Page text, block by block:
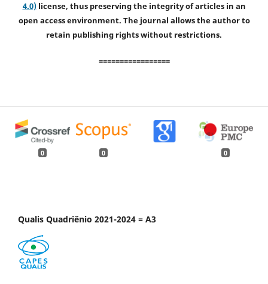
4.0)license, thus preserving the integrity of articles in an
open access environment. The journal allows the author to
retain publishing rights without restrictions.
=================
0 0 0
Qualis Quadriênio 2021-2024 = A3